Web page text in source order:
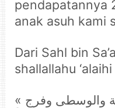
pendapatannya
anak asuh kami
Dari Sahl bin
shallallahu
« أَنَا وَكَافِلُ الْيَتِيمِ فِى الْجَنَّةِ هكَذَا » وأشار بالسبابة والوسطى وفرج